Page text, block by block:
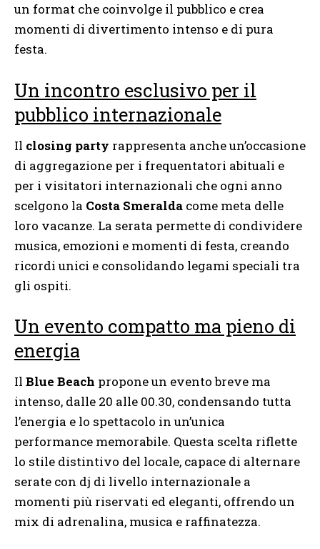
un format che coinvolge il pubblico e crea
momenti di divertimento intenso e di pura
festa.
Un incontro esclusivo per il
pubblico internazionale
Il closing party rappresenta anche un’occasione
di aggregazione per i frequentatori abituali e
per i visitatori internazionali che ogni anno
scelgono la Costa Smeralda come meta delle
loro vacanze. La serata permette di condividere
musica, emozioni e momenti di festa, creando
ricordi unici e consolidando legami speciali tra
gli ospiti.
Un evento compatto ma pieno di
energia
Il Blue Beach propone un evento breve ma
intenso, dalle 20 alle 00.30, condensando tutta
l’energia e lo spettacolo in un’unica
performance memorabile. Questa scelta riflette
lo stile distintivo del locale, capace di alternare
serate con dj di livello internazionale a
momenti più riservati ed eleganti, offrendo un
mix di adrenalina, musica e raffinatezza.